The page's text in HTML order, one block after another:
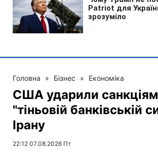
Головна » Бізнес » Економіка
США ударили
"тіньовій банківській
Ірану
22:12 07.08.2026 Пт